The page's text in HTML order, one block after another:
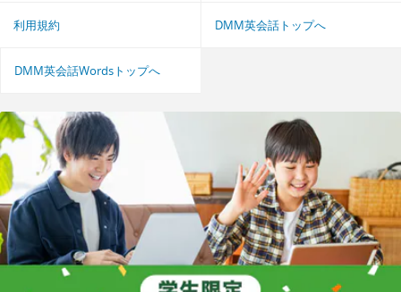
利用規約 DMM英会話トップへ
DMM英会話Wordsトップへ